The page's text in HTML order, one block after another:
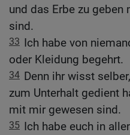
und das Erbe zu
sind.
33 Ich habe von
oder Kleidung begehrt.
34 Denn ihr wisst
zum Unterhalt gedient
mit mir gewesen sind.
35 Ich habe euch in